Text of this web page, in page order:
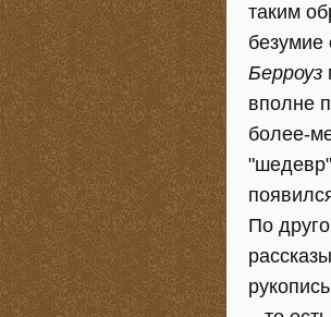
таким
безумие
Берроуз
вполне
более-
По